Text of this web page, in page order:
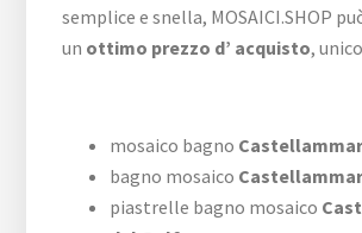
semplice e snella, MOSAICI.SHOP
un ottimo prezzo d’ acquisto,
mosaico bagno
bagno mosaico
piastrelle bagno mosaico